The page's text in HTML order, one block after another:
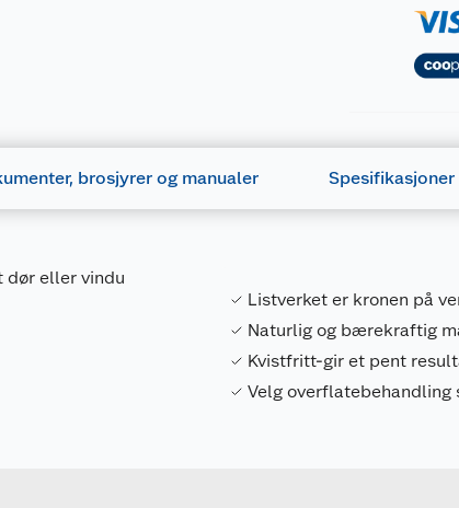
brosjyrer og manualer Spesifikasjoner
dør eller vindu
Listverket er kronen på
Naturlig og bærekraftig
Kvistfritt-gir et pent
Velg overflatebehandling